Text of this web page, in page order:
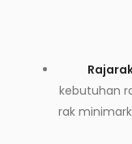
kebutuhan
rak